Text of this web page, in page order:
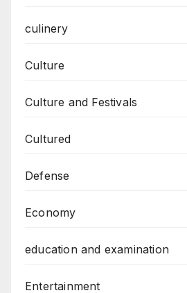
culinery
Culture
Culture and Festivals
Cultured
Defense
Economy
education and examination
Entertainment